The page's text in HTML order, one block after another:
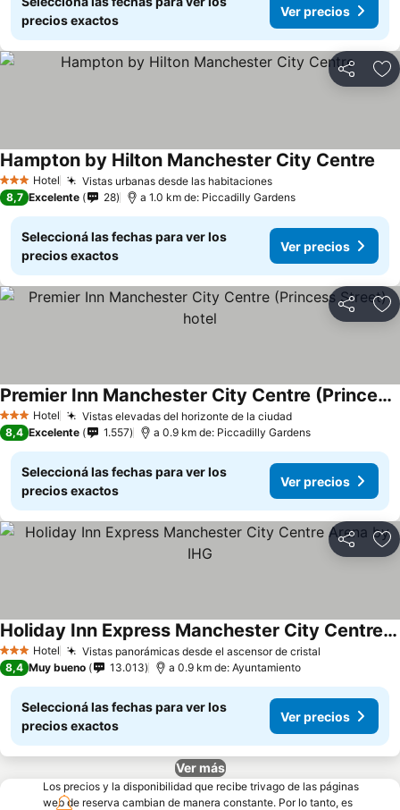
precios exactos
Ver precios
Compartir
3 Estrellas
Hotel Vistas urbanas desde las habitaciones
Hampton by Hilton Manchester City Centre
8,7 Excelente 28 a 1.0 km de: Piccadilly Gardens
Seleccioná las fechas para ver los
precios exactos
Ver precios
Compartir
3 Estrellas
Hotel Vistas elevadas del horizonte de la ciudad
Premier Inn Manchester City Centre (Princess Street) hotel
8,4 Excelente 1.557 a 0.9 km de: Piccadilly Gardens
Seleccioná las fechas para ver los
precios exactos
Ver precios
Compartir
3 Estrellas
Hotel Vistas panorámicas desde el ascensor de cristal
Holiday Inn Express Manchester City Centre Arena by IHG
8,4 Muy bueno 13.013 a 0.9 km de: Ayuntamiento
Seleccioná las fechas para ver los
precios exactos
Ver precios
Ver más
Los precios y la disponibilidad que recibe trivago de las páginas
web de reserva cambian de manera constante. Por lo tanto, es